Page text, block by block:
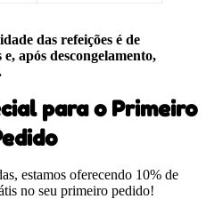
das refeições é de
após descongelamento,
para o Primeiro
estamos oferecendo 10% de
no seu primeiro pedido!